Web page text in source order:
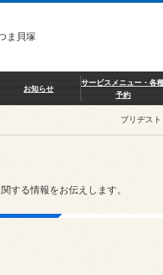
ま貝塚
お知らせ
サービスメニュー・各
予約
ブリヂス
する情報をお伝えします。